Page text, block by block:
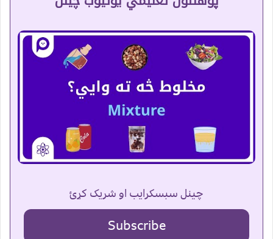
چینل سبسکرایب او شریک کړئ
Subscribe